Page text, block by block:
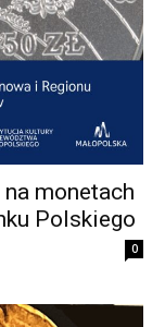
monetach
Polskiego
0